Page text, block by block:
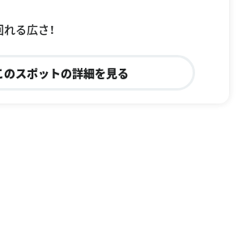
る広さ！
のスポットの詳細を見る